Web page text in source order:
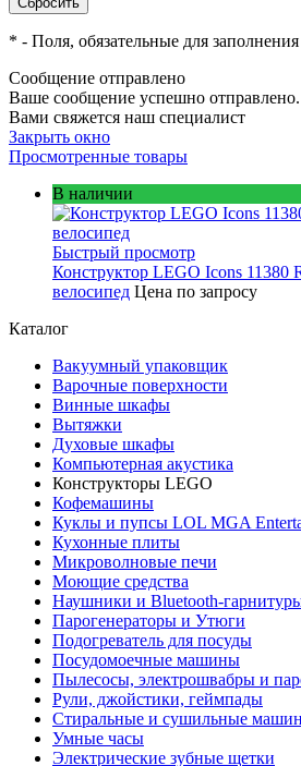
* - Поля, обязательные для заполнения
Сообщение отправлено
Ваше сообщение успешно
Вами свяжется наш специалист
Закрыть окно
Просмотренные товары
В наличии
Быстрый просмотр
Конструктор LEGO Icons
велосипед Цена по запросу
Каталог
Вакуумный упаковщик
Варочные поверхности
Винные шкафы
Вытяжки
Духовые шкафы
Компьютерная акустика
Конструкторы LEGO
Кофемашины
Куклы и пупсы LOL MGA
Кухонные плиты
Микроволновые печи
Моющие средства
Наушники и Bluetooth-
Парогенераторы и Утюги
Подогреватель для посуды
Посудомоечные машины
Пылесосы, электрошвабры и
Рули, джойстики, геймпады
Стиральные и сушильные
Умные часы
Электрические зубные щетки